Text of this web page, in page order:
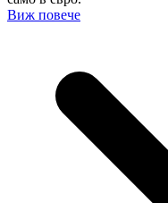
Виж повече